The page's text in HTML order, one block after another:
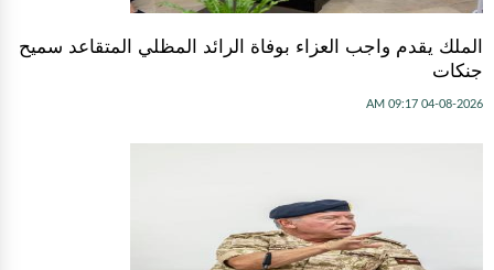
الملك يقدم واجب العزاء بوفاة الرائد المظلي المتقاعد سميح
جنكات
04-08-2026 09:17 AM